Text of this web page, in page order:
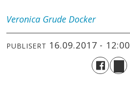
Veronica Grude Docker
PUBLISERT 16.09.2017 - 12:00